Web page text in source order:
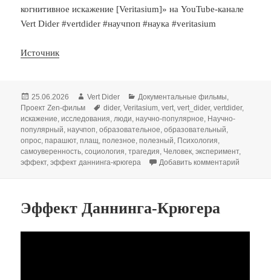
когнитивное искажение [Veritasium]» на YouTube-канале
Vert Dider #vertdider #научпоп #наука #veritasium
Источник
Опубликовано
25.06.2026 Автор
Vert Dider Рубрики
Документальные фильмы
Проект Zen-фильм
Метки
dider,Veritasium ,vert ,vert_dider,vertdider,
искажение ,исследования люди ,научно-популярное Научно-
популярный ,научпоп ,образовательное ,образовательный
опрос ,парашют,плащ ,полезное ,полезный Психология
самоуверенность ,социология ,трагедия Человек ,эксперимент,
эффект,эффект даннинга-крюгера Добавить комментарий
Эффект Даннинга-Крюгера